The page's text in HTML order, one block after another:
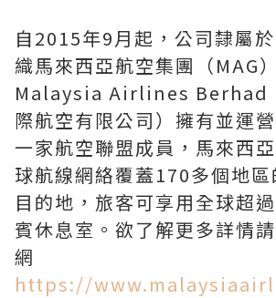
自2015年9月起，公司隸屬
織馬來西亞航空集團（MAG
Malaysia Airlines Berhad
際航空有限公司）擁有並運
一家航空聯盟成員，馬來西
球航線網絡覆蓋170多個地
目的地，旅客可享用全球超
賓休息室。欲了解更多詳情
網
https://